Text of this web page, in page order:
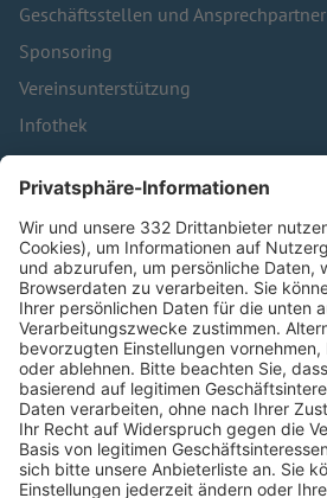
Geschäftsstellen und Ansprechpartner
Sponsoring
Vereinsunterstützung
Infothek
Kontakt
HÄUFIG BESUCHTE SEITEN
Pässe und Vereinswechsel
Trainerausbildung
Schulungsangebot Vereinsmitarbeiter
BFV-Geschäftsstellen
Trainerbörse
Login SpielPlus